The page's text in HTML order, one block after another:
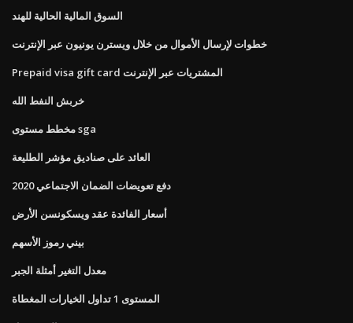
السوق المالية الحالية للهند
خطوات لإرسال الأموال من خلال ويسترن يونيون عبر الإنترنت
Prepaid visa gift card المشتريات عبر الإنترنت
خربش النفط الله
مخطط مستوى sga
العائد على صناديق مؤشر الطليعة
دفع تعويضات الضمان الاجتماعي 2020
أسعار الفائدة عقد ويسكونسن الأرض
بيني رموز الأسهم
معدل التغير أمثلة الجبر
المستوى 1 تداول الخيارات المغطاة